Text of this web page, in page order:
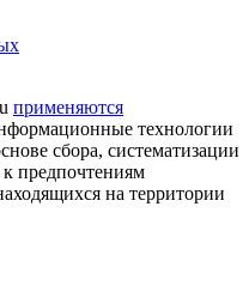
применяются
технологии
сбора, систематизации
предпочтениям
на территории